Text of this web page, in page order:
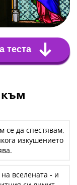
теста
към
се да спестявам,
изкушението
вселената - и